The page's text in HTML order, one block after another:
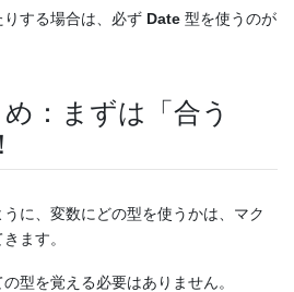
する場合は、必ず Date 型を使うのが
：まずは「合う
に、変数にどの型を使うかは、マク
ます。
型を覚える必要はありません。